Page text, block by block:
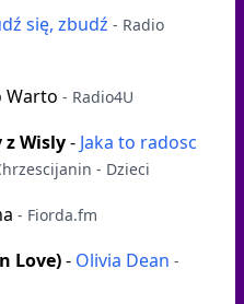
się, zbudź - Radio
Warto - Radio4U
z Wisly- Jaka to radosc
- Dzieci
- Fiorda.fm
Love)- Olivia Dean -